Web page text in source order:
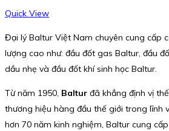
Quick View
Đại lý Baltur Việt Nam chuyên cung cấp
lượng cao như: đầu đốt gas Baltur, đầu
dầu nhẹ và đầu đốt khí sinh học Baltur.
Từ năm 1950, Baltur đã khẳng định vị
thương hiệu hàng đầu thế giới trong lĩnh
hơn 70 năm kinh nghiệm, Baltur cung